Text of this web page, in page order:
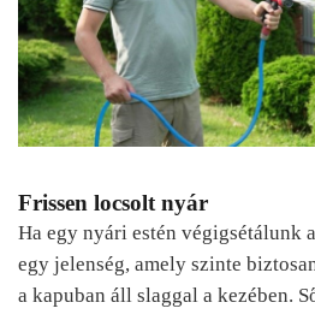
Frissen locsolt nyár
Ha egy nyári estén végigsétálunk
egy jelenség, amely szinte
a kapuban áll slaggal a kezében.